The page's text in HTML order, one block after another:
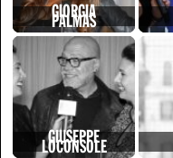
GIORGIA
PALMAS
GIUSEPPE
LOCONSOLE